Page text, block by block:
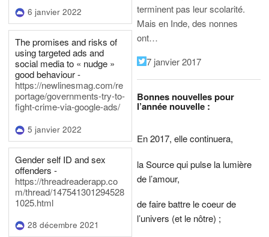
6 janvier 2022
The promises and risks of
using targeted ads and
social media to « nudge »
good behaviour -
https://newlinesmag.com/re
portage/governments-try-to-
fight-crime-via-google-ads/
5 janvier 2022
Gender self ID and sex
offenders -
https://threadreaderapp.co
m/thread/147541301294528
1025.html
28 décembre 2021
terminent pas leur scolarité.
Mais en Inde, des nonnes
ont…
7 janvier 2017
Bonnes nouvelles pour
l’année nouvelle :
En 2017, elle continuera,
la Source qui pulse la lumière
de l’amour,
de faire battre le coeur de
l’univers (et le nôtre) ;